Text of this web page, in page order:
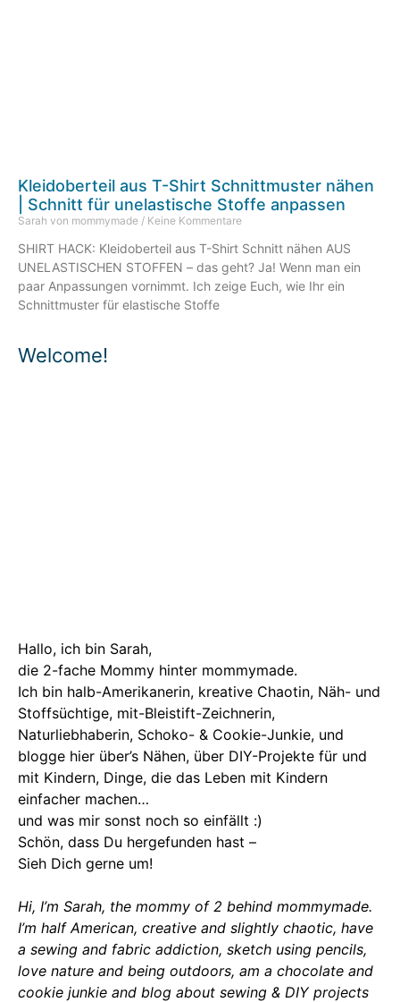
Welcome!
Hallo, ich bin Sarah,
die 2-fache Mommy hinter mommymade.
Ich bin halb-Amerikanerin, kreative Chaotin, Näh- und
Stoffsüchtige, mit-Bleistift-Zeichnerin,
Naturliebhaberin, Schoko- & Cookie-Junkie, und
blogge hier über’s Nähen, über DIY-Projekte für und
mit Kindern, Dinge, die das Leben mit Kindern
einfacher machen…
und was mir sonst noch so einfällt :)
Schön, dass Du hergefunden hast –
Sieh Dich gerne um!
Hi, I’m Sarah, the mommy of 2 behind mommymade.
I’m half American, creative and slightly chaotic, have
a sewing and fabric addiction, sketch using pencils,
love nature and being outdoors, am a chocolate and
cookie junkie and blog about sewing & DIY projects
Kleidoberteil aus T-Shirt Schnittmuster nähen
| Schnitt für unelastische Stoffe anpassen
Sarah von mommymade Keine Kommentare
SHIRT HACK: Kleidoberteil aus T-Shirt Schnitt nähen AUS
UNELASTISCHEN STOFFEN – das geht? Ja! Wenn man ein
paar Anpassungen vornimmt. Ich zeige Euch, wie Ihr ein
Schnittmuster für elastische Stoffe